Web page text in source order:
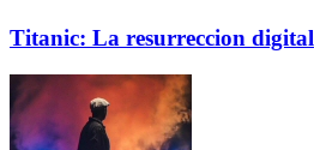
Titanic: La resurreccion digital